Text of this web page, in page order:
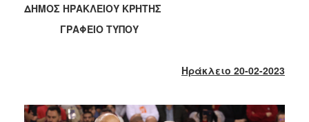
2020
2019
2015
ΔΗΜΟΣ ΗΡΑΚΛΕΙΟΥ ΚΡΗΤΗΣ
ΓΡΑΦΕΙΟ ΤΥΠΟΥ
Ηράκλειο 20-02-2023